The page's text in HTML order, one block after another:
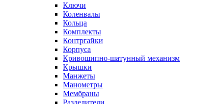
Ключи
Коленвалы
Кольца
Комплекты
Контргайки
Корпуса
Кривошипно-шатунный механизм
Крышки
Манжеты
Манометры
Мембраны
Разделители